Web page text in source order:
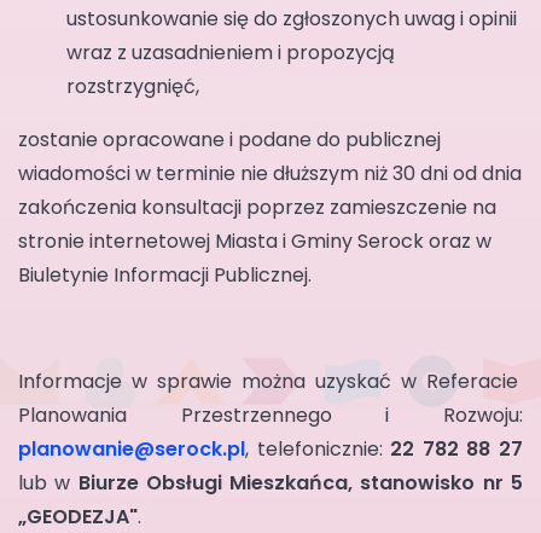
ustosunkowanie się do zgłoszonych uwag i opinii
wraz z uzasadnieniem i propozycją
rozstrzygnięć,
zostanie opracowane i podane do publicznej
wiadomości w terminie nie dłuższym niż 30 dni od dnia
zakończenia konsultacji poprzez zamieszczenie na
stronie internetowej Miasta i Gminy Serock oraz w
Biuletynie Informacji Publicznej.
Informacje w sprawie można uzyskać w Referacie
Planowania Przestrzennego i Rozwoju:
planowanie@serock.pl, telefonicznie: 22 782 88 27
lub w Biurze Obsługi Mieszkańca, stanowisko nr 5
„GEODEZJA".